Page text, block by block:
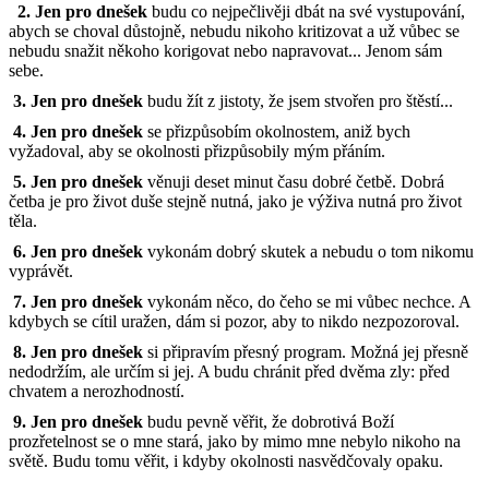
2. Jen pro dnešek budu co nejpečlivěji dbát na své vystupování,
abych se choval důstojně, nebudu nikoho kritizovat a už vůbec se
nebudu snažit někoho korigovat nebo napravovat... Jenom sám
sebe.
3. Jen pro dnešek budu žít z jistoty, že jsem stvořen pro štěstí...
4. Jen pro dnešek se přizpůsobím okolnostem, aniž bych
vyžadoval, aby se okolnosti přizpůsobily mým přáním.
5. Jen pro dnešek věnuji deset minut času dobré četbě. Dobrá
četba je pro život duše stejně nutná, jako je výživa nutná pro život
těla.
6. Jen pro dnešek vykonám dobrý skutek a nebudu o tom nikomu
vyprávět.
7. Jen pro dnešek vykonám něco, do čeho se mi vůbec nechce. A
kdybych se cítil uražen, dám si pozor, aby to nikdo nezpozoroval.
8. Jen pro dnešek si připravím přesný program. Možná jej přesně
nedodržím, ale určím si jej. A budu chránit před dvěma zly: před
chvatem a nerozhodností.
9. Jen pro dnešek budu pevně věřit, že dobrotivá Boží
prozřetelnost se o mne stará, jako by mimo mne nebylo nikoho na
světě. Budu tomu věřit, i kdyby okolnosti nasvědčovaly opaku.